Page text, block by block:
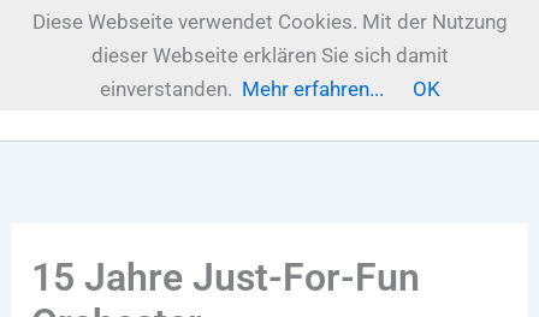
Zum
15 Jahre Just-For-Fun
Diese Webseite verwendet Cookies. Mit der Nutzung
dieser Webseite erklären Sie sich damit
einverstanden. Mehr erfahren... OK